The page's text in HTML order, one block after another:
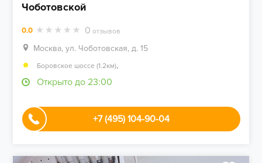
Чоботовской
0.0 0 отзывов
Москва, ул. Чоботовская, д. 15
Боровское шоссе (1.2км),
Открыто до 23:00
+7 (495) 104-90-04